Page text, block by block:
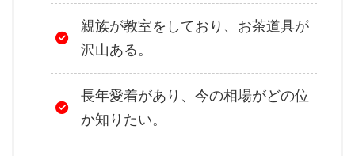
親族が教室をしており、お茶道具が
沢山ある。
長年愛着があり、今の相場がどの位
か知りたい。